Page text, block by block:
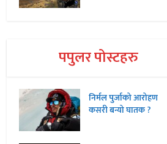
पपुलर पोस्टहरु
निर्मल पुर्जाको आरोहण
कसरी बन्यो घातक ?